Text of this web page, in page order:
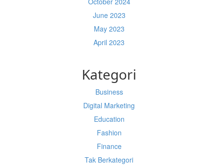
June 2023
May 2023
April 2023
Kategori
Business
Digital Marketing
Education
Fashion
Finance
Tak Berkategori